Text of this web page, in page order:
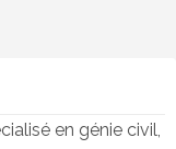
en génie civil,